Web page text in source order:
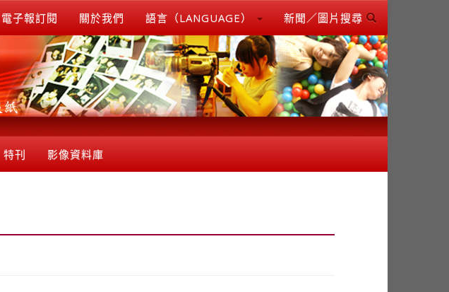
電子報訂閱 關於我們 語言（LANGUAGE） 新聞／圖片搜尋
特刊 影像資料庫